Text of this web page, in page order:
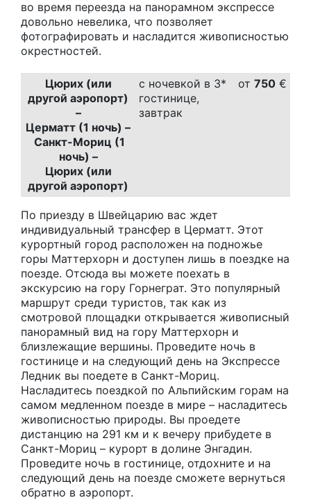
во время переезда на панорамном экспрессе
довольно невелика, что позволяет
фотографировать и насладится живописностью
окрестностей.
Цюрих (или
другой аэропорт)
–
Церматт (1 ночь) –
Санкт-Мориц (1
ночь) –
Цюрих (или
другой аэропорт)
с ночевкой в 3*
гостинице,
завтрак
от750 €
По приезду в Швейцарию вас ждет
индивидуальный трансфер в Церматт. Этот
курортный город расположен на подножье
горы Маттерхорн и доступен лишь в поездке на
поезде. Отсюда вы можете поехать в
экскурсию на гору Горнеграт. Это популярный
маршрут среди туристов, так как из
смотровой площадки открывается живописный
панорамный вид на гору Маттерхорн и
близлежащие вершины. Проведите ночь в
гостинице и на следующий день на Экспрессе
Ледник вы поедете в Санкт-Мориц.
Насладитесь поездкой по Альпийским горам на
самом медленном поезде в мире – насладитесь
живописностью природы. Вы проедете
дистанцию на 291 км и к вечеру прибудете в
Санкт-Мориц – курорт в долине Энгадин.
Проведите ночь в гостинице, отдохните и на
следующий день на поезде сможете вернуться
обратно в аэропорт.